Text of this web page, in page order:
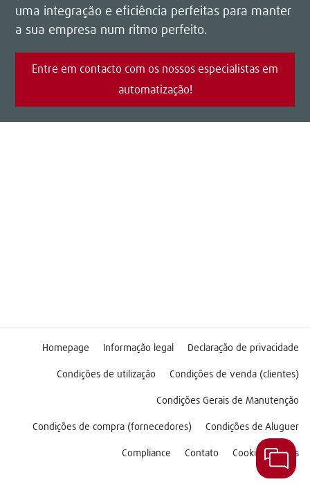
uma integração e eficiência perfeitas para manter
a sua empresa num ritmo perfeito.
Entre em contacto com os nossos especialistas em
automatização!
Homepage Informação legal Declaração de privacidade
Condições de utilização Condições de venda (clientes)
Condições Gerais de Manutenção
Condições de compra (fornecedores) Condições de Aluguer
Compliance Contato Cookie Settings